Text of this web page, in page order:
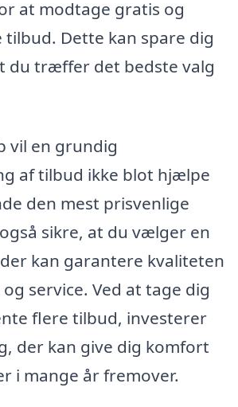
at modtage gratis og
Dette kan spare dig
du træffer det bedste valg
vil en grundig
af tilbud ikke blot hjælpe
den mest prisvenlige
sikre, at du vælger en
kan garantere kvaliteten
service. Ved at tage dig
flere tilbud, investerer
der kan give dig komfort
i mange år fremover.